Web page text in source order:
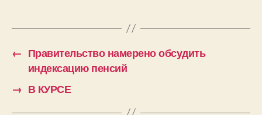
← Правительство намерено обсудить
индексацию пенсий
→ В КУРСЕ